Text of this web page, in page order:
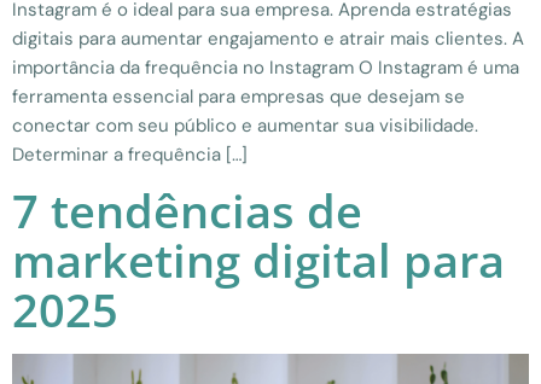
Instagram é o ideal para sua empresa. Aprenda estratégias
digitais para aumentar engajamento e atrair mais clientes. A
importância da frequência no Instagram O Instagram é uma
ferramenta essencial para empresas que desejam se
conectar com seu público e aumentar sua visibilidade.
Determinar a frequência […]
7 tendências de
marketing digital para
2025